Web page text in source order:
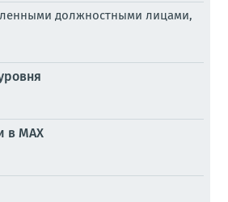
должностными лицами,
в МАХ